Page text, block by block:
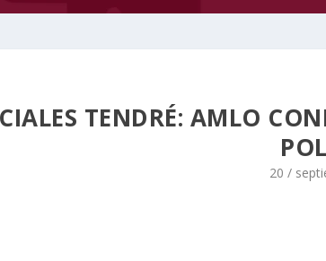
TENDRÉ: AMLO
20 /